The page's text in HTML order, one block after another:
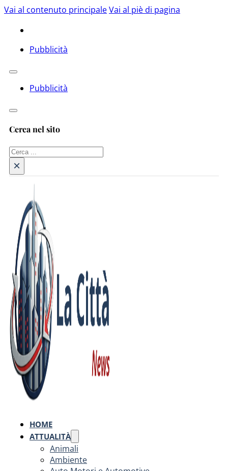
Vai al contenuto principaleVai al piè di pagina
Pubblicità
Pubblicità
Cerca nel sito
Cerca
×
HOME
ATTUALITÀ
Animali
Ambiente